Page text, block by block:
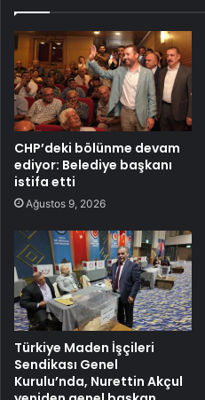
CHP’deki bölünme devam
ediyor: Belediye başkanı
istifa etti
Ağustos 9, 2026
Türkiye Maden İşçileri
Sendikası Genel
Kurulu’nda, Nurettin Akçul